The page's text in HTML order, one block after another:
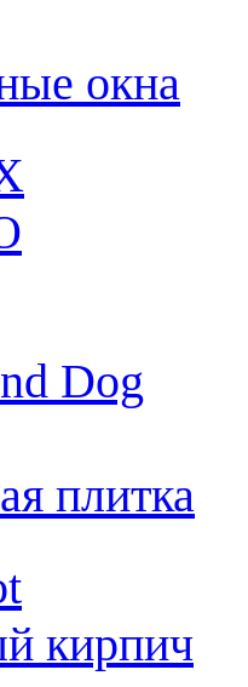
окна
Dog
плитка
кирпич